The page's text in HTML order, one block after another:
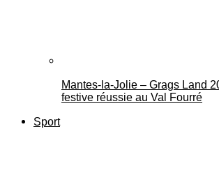
Mantes-la-Jolie – Grags Land
festive réussie au Val Fourré
Sport